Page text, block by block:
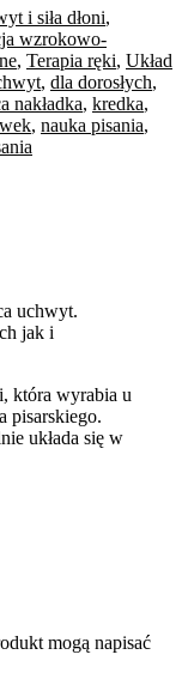
i siła dłoni,
wzrokowo-
, Terapia ręki, Układ
, dla dorosłych,
nakładka, kredka,
, nauka pisania,
uchwyt.
jak i
która wyrabia u
pisarskiego.
układa się w
mogą napisać